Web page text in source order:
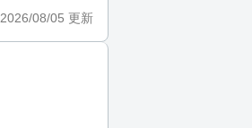
2026/08/05 更新